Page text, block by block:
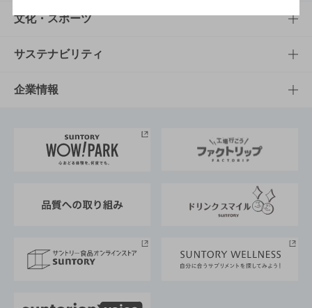
商品一覧
商品発売情報
栄養成分一覧
知る・楽しむTOP
キャンペーン
工場見学
地域情報
文化・スポーツ
文化・スポーツTOP
サントリーホール
サントリーサンバーズ大阪
サステナビリティ
サステナビリティTOP
サントリーが考えるサステナビリティ経営
企業情報
企業概要
採用情報